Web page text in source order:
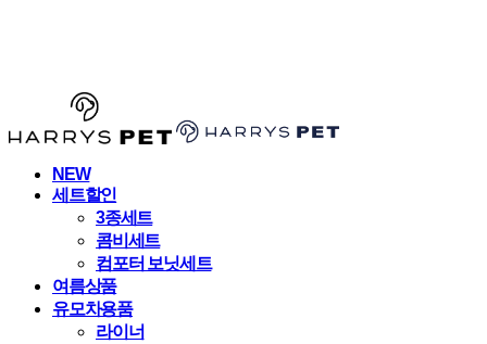
NEW
세트할인
3종세트
콤비세트
컴포터 보닛세트
여름상품
유모차용품
라이너